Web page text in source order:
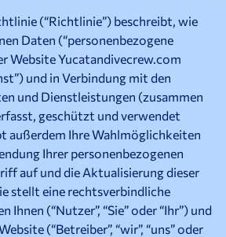
(“Richtlinie”) beschreibt, wie
Daten (“personenbezogene
Website Yucatandivecrew.com
und in Verbindung mit den
und Dienstleistungen (zusammen
geschützt und verwendet
außerdem Ihre Wahlmöglichkeiten
Ihrer personenbezogenen
auf und die Aktualisierung dieser
stellt eine rechtsverbindliche
Ihnen (“Nutzer”, “Sie” oder “Ihr”) und
(“Betreiber”, “wir”, “uns” oder